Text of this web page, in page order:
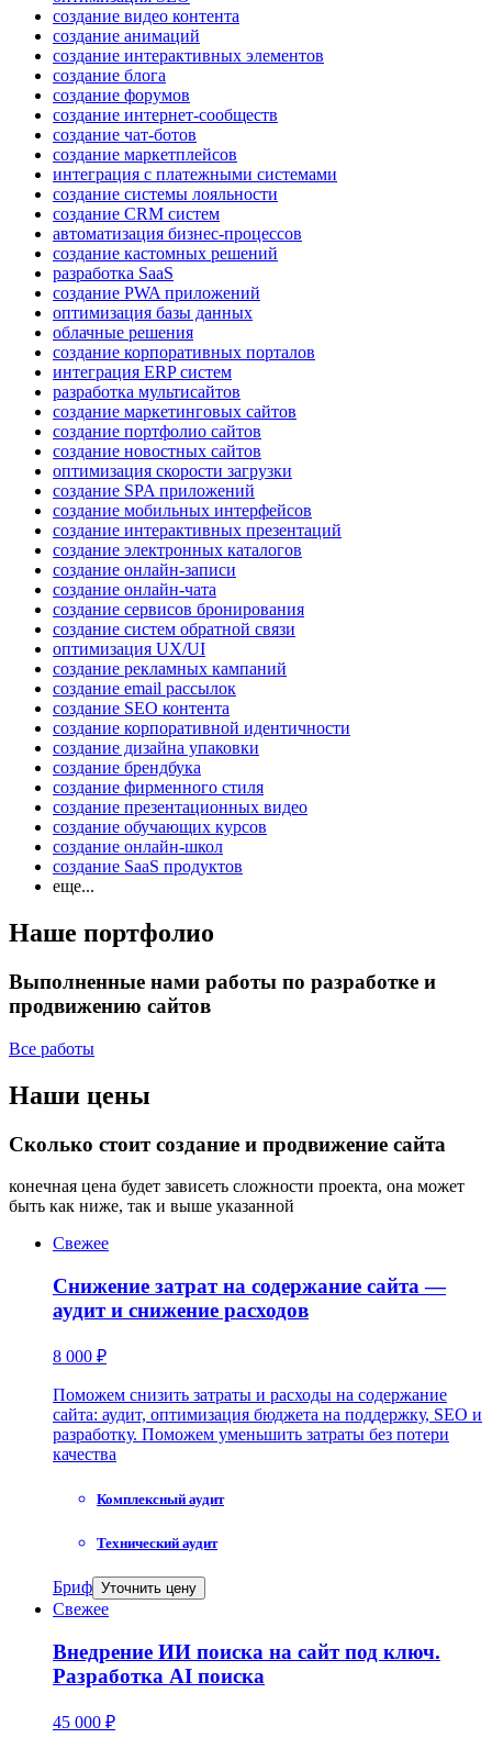
создание видео контента
создание анимаций
создание интерактивных элементов
создание блога
создание форумов
создание интернет-сообществ
создание чат-ботов
создание маркетплейсов
интеграция с платежными системами
создание системы лояльности
создание CRM систем
автоматизация бизнес-процессов
создание кастомных решений
разработка SaaS
создание PWA приложений
оптимизация базы данных
облачные решения
создание корпоративных порталов
интеграция ERP систем
разработка мультисайтов
создание маркетинговых сайтов
создание портфолио сайтов
создание новостных сайтов
оптимизация скорости загрузки
создание SPA приложений
создание мобильных интерфейсов
создание интерактивных презентаций
создание электронных каталогов
создание онлайн-записи
создание онлайн-чата
создание сервисов бронирования
создание систем обратной связи
оптимизация UX/UI
создание рекламных кампаний
создание email рассылок
создание SEO контента
создание корпоративной идентичности
создание дизайна упаковки
создание брендбука
создание фирменного стиля
создание презентационных видео
создание обучающих курсов
создание онлайн-школ
создание SaaS продуктов
еще...
Наше портфолио
Выполненные нами работы по разработке и
продвижению сайтов
Все работы
Наши цены
Сколько стоит создание и продвижение сайта
конечная цена будет зависеть сложности проекта, она может
быть как ниже, так и выше указанной
Свежее
Снижение затрат на содержание сайта —
аудит и снижение расходов
8 000 ₽
Поможем снизить затраты и расходы на содержание
сайта: аудит, оптимизация бюджета на поддержку, SEO и
разработку. Поможем уменьшить затраты без потери
качества
Комплексный аудит
Технический аудит
Бриф Уточнить цену
Свежее
Внедрение ИИ поиска на сайт под ключ.
Разработка AI поиска
45 000 ₽